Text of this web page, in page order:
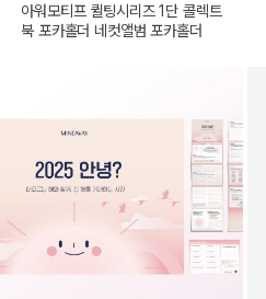
아워모티프 퀼팅시리즈 1단 콜렉트
북 포카홀더 네컷앨범 포카홀더